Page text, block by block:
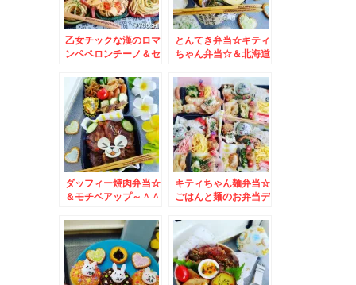
乙女チックな漢のロマ
ンペペロンチーノ＆セ
☆
とんてき弁当☆キティ
ちゃん弁当☆＆北海道
鮮丼☆
ダッフィー焼肉弁当☆
＆モチベアップ～＾＾
キティちゃん麺弁当☆
ごはんと麺のお弁当デ
ぴ大福♪